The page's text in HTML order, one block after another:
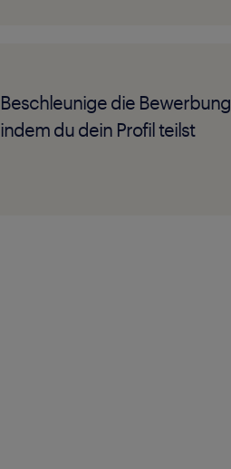
Beschleunige die Bewerbung
indem du dein Profil teilst